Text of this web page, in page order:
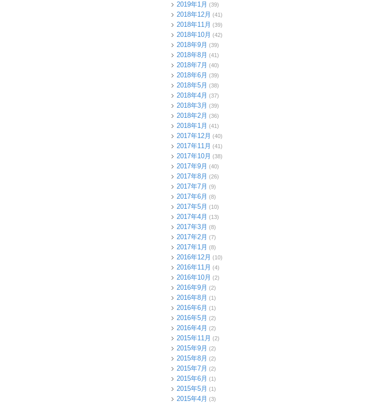
2019年1月 (39)
2018年12月 (41)
2018年11月 (39)
2018年10月 (42)
2018年9月 (39)
2018年8月 (41)
2018年7月 (40)
2018年6月 (39)
2018年5月 (38)
2018年4月 (37)
2018年3月 (39)
2018年2月 (36)
2018年1月 (41)
2017年12月 (40)
2017年11月 (41)
2017年10月 (38)
2017年9月 (40)
2017年8月 (26)
2017年7月 (9)
2017年6月 (8)
2017年5月 (10)
2017年4月 (13)
2017年3月 (8)
2017年2月 (7)
2017年1月 (8)
2016年12月 (10)
2016年11月 (4)
2016年10月 (2)
2016年9月 (2)
2016年8月 (1)
2016年6月 (1)
2016年5月 (2)
2016年4月 (2)
2015年11月 (2)
2015年9月 (2)
2015年8月 (2)
2015年7月 (2)
2015年6月 (1)
2015年5月 (1)
2015年4月 (3)